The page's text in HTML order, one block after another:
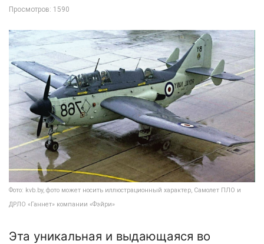
Просмотров: 1590
Фото: kvb.by, фото может носить иллюстрационный характер, Самолет ПЛО и
ДРЛО «Ганнет» компании «Фэйри»
Эта уникальная и выдающаяся во